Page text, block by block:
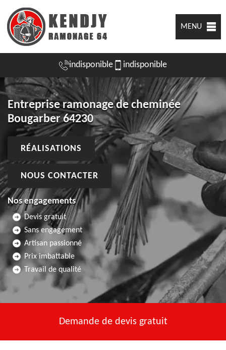
MENU
indisponible indisponible
Entreprise ramonage de cheminée
Bougarber 64230
RÉALISATIONS
NOUS CONTACTER
Nos engagements
Devis gratuit
Sans engagement
Artisan passionné
Prix imbattable
Travail de qualité
Demande de devis gratuit